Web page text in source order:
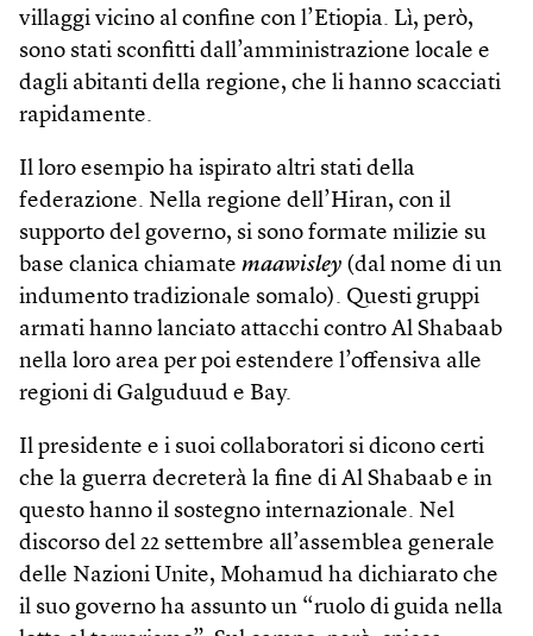
villaggi vicino al confine con l’Etiopia. Lì, però,
sono stati sconfitti dall’amministrazione locale e
dagli abitanti della regione, che li hanno scacciati
rapidamente.
Il loro esempio ha ispirato altri stati della
federazione. Nella regione dell’Hiran, con il
supporto del governo, si sono formate milizie su
base clanica chiamate maawisley (dal nome di un
indumento tradizionale somalo). Questi gruppi
armati hanno lanciato attacchi contro Al Shabaab
nella loro area per poi estendere l’offensiva alle
regioni di Galguduud e Bay.
Il presidente e i suoi collaboratori si dicono certi
che la guerra decreterà la fine di Al Shabaab e in
questo hanno il sostegno internazionale. Nel
discorso del 22 settembre all’assemblea generale
delle Nazioni Unite, Mohamud ha dichiarato che
il suo governo ha assunto un “ruolo di guida nella